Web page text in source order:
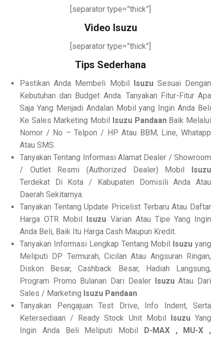
[separator type=”thick”]
Video Isuzu
[separator type=”thick”]
Tips Sederhana
Pastikan Anda Membeli Mobil IsuzuSesuai Dengan
Kebutuhan dan Budget Anda. Tanyakan Fitur-Fitur Apa
Saja Yang Menjadi Andalan Mobil yang Ingin Anda Beli
Ke Sales Marketing Mobil Isuzu PandaanBaik Melalui
Nomor / No – Telpon / HP Atau BBM, Line, Whatapp
Atau SMS.
Tanyakan Tentang Informasi Alamat Dealer / Showroom
/ Outlet Resmi (Authorized Dealer) Mobil Isuzu
Terdekat Di Kota / Kabupaten Domisili Anda Atau
Daerah Sekitarnya.
Tanyakan Tentang Update Pricelist Terbaru Atau Daftar
Harga OTR Mobil Isuzu Varian Atau Tipe Yang Ingin
Anda Beli, Baik Itu Harga Cash Maupun Kredit.
Tanyakan Informasi Lengkap Tentang Mobil Isuzu yang
Meliputi DP Termurah, Cicilan Atau Angsuran Ringan,
Diskon Besar, Cashback Besar, Hadiah Langsung,
Program Promo Bulanan Dari Dealer IsuzuAtau Dari
Sales / Marketing Isuzu Pandaan.
Tanyakan Pengajuan Test Drive, Info Indent, Serta
Ketersediaan / Ready Stock Unit Mobil IsuzuYang
Ingin Anda Beli Meliputi Mobil D-MAX , MU-X ,